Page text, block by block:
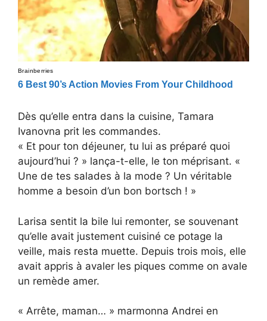
Dès qu’elle entra dans la cuisine, Tamara
Ivanovna prit les commandes.
« Et pour ton déjeuner, tu lui as préparé quoi
aujourd’hui ? » lança-t-elle, le ton méprisant. «
Une de tes salades à la mode ? Un véritable
homme a besoin d’un bon bortsch ! »
Larisa sentit la bile lui remonter, se souvenant
qu’elle avait justement cuisiné ce potage la
veille, mais resta muette. Depuis trois mois, elle
avait appris à avaler les piques comme on avale
un remède amer.
« Arrête, maman… » marmonna Andrei en